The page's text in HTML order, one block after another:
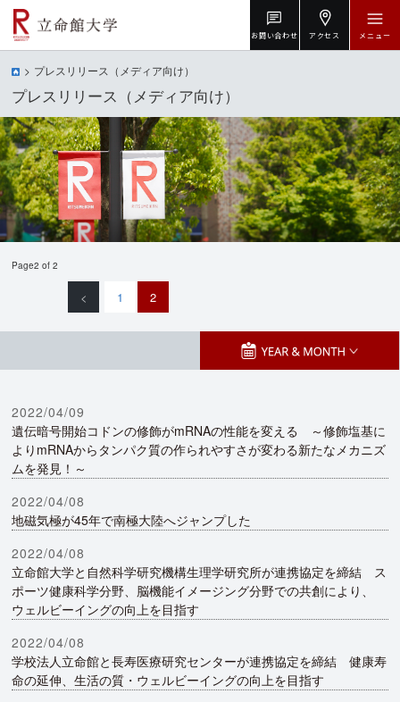
お問い合わせ アクセス メニュー
プレスリリース（メディア向け）
プレスリリース（メディア向け）
Page2 of 2
< 1 2
2022/04/09
遺伝暗号開始コドンの修飾がmRNAの性能を変える ～修飾塩基に
よりmRNAからタンパク質の作られやすさが変わる新たなメカニズ
ムを発見！～
2022/04/08
地磁気極が45年で南極大陸へジャンプした
2022/04/08
立命館大学と自然科学研究機構生理学研究所が連携協定を締結 ス
ポーツ健康科学分野、脳機能イメージング分野での共創により、
ウェルビーイングの向上を目指す
2022/04/08
学校法人立命館と長寿医療研究センターが連携協定を締結 健康寿
命の延伸、生活の質・ウェルビーイングの向上を目指す